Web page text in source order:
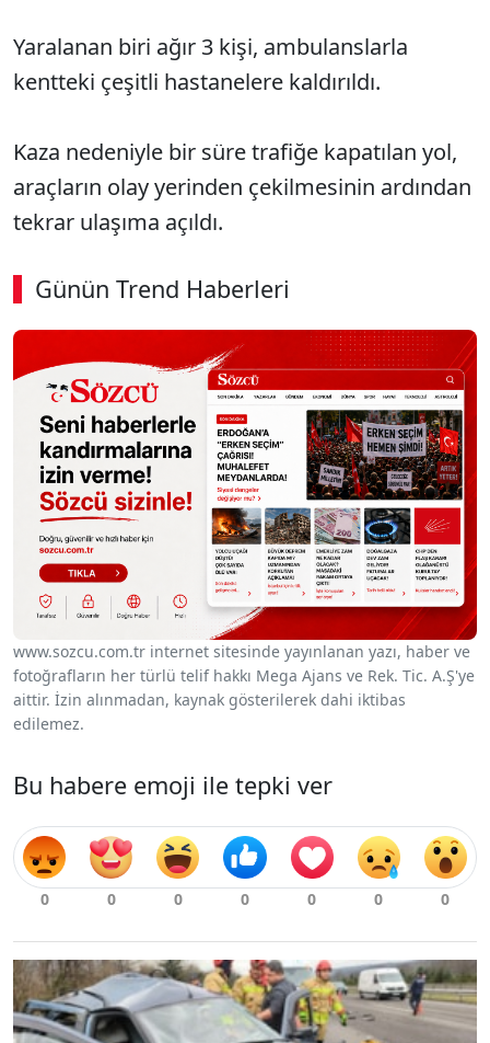
Yaralanan biri ağır 3 kişi, ambulanslarla
kentteki çeşitli hastanelere kaldırıldı.
Kaza nedeniyle bir süre trafiğe kapatılan yol,
araçların olay yerinden çekilmesinin ardından
tekrar ulaşıma açıldı.
Günün Trend Haberleri
00:02 / 06:57
Sesi Aç
www.sozcu.com.tr internet sitesinde yayınlanan yazı, haber ve
fotoğrafların her türlü telif hakkı Mega Ajans ve Rek. Tic. A.Ş'ye
aittir. İzin alınmadan, kaynak gösterilerek dahi iktibas
edilemez.
Bu habere emoji ile tepki ver